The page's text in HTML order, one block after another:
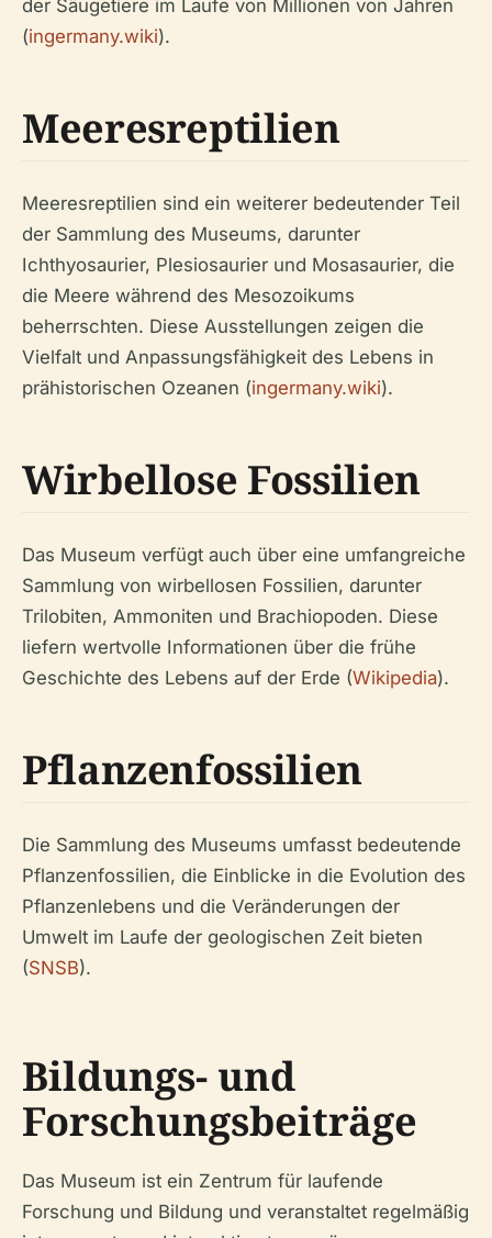
der Säugetiere im Laufe von Millionen von Jahren
(ingermany.wiki).
Meeresreptilien
Meeresreptilien sind ein weiterer bedeutender Teil
der Sammlung des Museums, darunter
Ichthyosaurier, Plesiosaurier und Mosasaurier, die
die Meere während des Mesozoikums
beherrschten. Diese Ausstellungen zeigen die
Vielfalt und Anpassungsfähigkeit des Lebens in
prähistorischen Ozeanen (ingermany.wiki).
Wirbellose Fossilien
Das Museum verfügt auch über eine umfangreiche
Sammlung von wirbellosen Fossilien, darunter
Trilobiten, Ammoniten und Brachiopoden. Diese
liefern wertvolle Informationen über die frühe
Geschichte des Lebens auf der Erde (Wikipedia).
Pflanzenfossilien
Die Sammlung des Museums umfasst bedeutende
Pflanzenfossilien, die Einblicke in die Evolution des
Pflanzenlebens und die Veränderungen der
Umwelt im Laufe der geologischen Zeit bieten
(SNSB).
Bildungs- und
Forschungsbeiträge
Das Museum ist ein Zentrum für laufende
Forschung und Bildung und veranstaltet regelmäßig